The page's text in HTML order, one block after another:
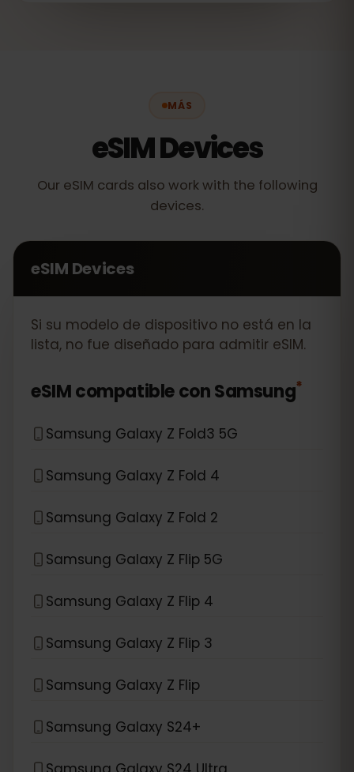
MÁS
eSIM Devices
Our eSIM cards also work with the following
devices.
eSIM Devices
Si su modelo de dispositivo no está en la
lista, no fue diseñado para admitir eSIM.
eSIM compatible conSamsung*
Samsung Galaxy Z Fold3 5G
Samsung Galaxy Z Fold 4
Samsung Galaxy Z Fold 2
Samsung Galaxy Z Flip 5G
Samsung Galaxy Z Flip 4
Samsung Galaxy Z Flip 3
Samsung Galaxy Z Flip
Samsung Galaxy S24+